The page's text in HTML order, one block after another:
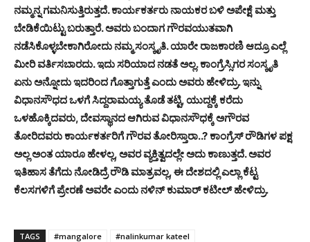
ನಮ್ಮನ್ನ ಗಮನಿಸುತ್ತಿರುತ್ತದೆ. ಕಾರ್ಯಕರ್ತರು ನಾಯಕರ ಬಳಿ ಅಪೇಕ್ಷೆ ಮತ್ತು
ಬೇಡಿಕೆಯಿಟ್ಟು ಬರುತ್ತಾರೆ. ಅವರು ಬಂದಾಗ ಗೌರವಯುತವಾಗಿ
ನಡೆಸಿಕೊಳ್ಳಬೇಕಾಗಿರೋದು ನಮ್ಮ ಸಂಸ್ಕೃತಿ. ಯಾರೇ ರಾಜಕಾರಣಿ ಆದ್ರೂ ಎಲ್ಲೆ
ಮೀರಿ ವರ್ತಿಸಬಾರದು. ಇದು ಸರಿಯಾದ ನಡತೆ ಅಲ್ಲ. ಕಾಂಗ್ರೆಸ್ಸಿಗರ ಸಂಸ್ಕೃತಿ
ಏನು ಅನ್ನೋದು ಇದರಿಂದ ಗೊತ್ತಾಗುತ್ತೆ ಎಂದು ಅವರು ಹೇಳಿದ್ರು. ಇನ್ನು
ವಿಧಾನಸೌಧದ ಒಳಗೆ ಸಿದ್ದರಾಮಯ್ಯ ತೊಡೆ ತಟ್ಟಿ, ಯುದ್ದಕ್ಕೆ ಕರೆದು
ಒಳಹೊಕ್ಕಿದವರು, ದೇವಸ್ಥಾನದ ಆಗಿರುವ ವಿಧಾನಸೌಧಕ್ಕೆ ಅಗೌರವ
ತೋರಿದವರು ಕಾರ್ಯಕರ್ತರಿಗೆ ಗೌರವ ತೋರಿಸ್ತಾರಾ..? ಕಾಂಗ್ರೆಸ್ ರೌಡಿಗಳ ಪಕ್ಷ
ಅಲ್ಲ ಅಂತ ಯಾರೂ ಹೇಳಲ್ಲ, ಅವರ ವ್ಯಕ್ತಿತ್ವದಲ್ಲೇ ಅದು ಕಾಣುತ್ತದೆ. ಅವರ
ಇತಿಹಾಸ ತೆಗೆದು ನೋಡಿದ್ರೆ ರೌಡಿ ಮಾತ್ರವಲ್ಲ, ಈ ದೇಶದಲ್ಲಿ ಎಲ್ಲಾ ಕೆಟ್ಟ
ಕೆಲಸಗಳಿಗೆ ಪ್ರೇರಣೆ ಅವರೇ ಎಂದು ನಳಿನ್ ಕುಮಾರ್ ಕಟೀಲ್ ಹೇಳಿದ್ರು.
TAGS #mangalore #nalinkumar kateel